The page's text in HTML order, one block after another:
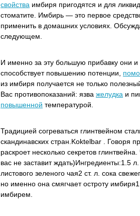
свойства имбиря пригодятся и для
стоматите. Имбирь — это первое
применить в домашних условиях.
следующем.
И именно за эту большую прибавку они
способствует повышению потенции,
из имбиря получается не только
Вас противопоказаний: язва желудка и
повышенной температурой.
Традицией согреваться глинтвейном
скандинавских стран.Koktelbar . Говоря
раскроет несколько секретов
вас не заставит ждать)Ингредиенты:1.5
листового зеленого чая2 ст. л. сока
но именно она смягчает остроту
имбирем.